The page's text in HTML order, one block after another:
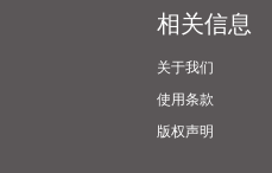
相关信息
关于我们
使用条款
版权声明